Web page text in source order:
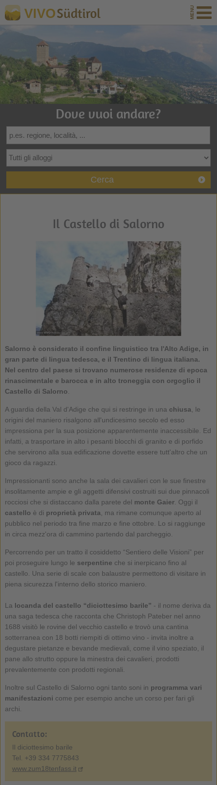
VIVOSüdtirol
Dove vuoi andare?
Cerca
Il Castello di Salorno
Salorno è considerato il confine linguistico tra l'Alto Adige, in
gran parte di lingua tedesca, e il Trentino di lingua italiana.
Nel centro del paese si trovano numerose residenze di epoca
rinascimentale e barocca e in alto troneggia con orgoglio il
Castello di Salorno
A guardia della Val d'Adige che qui si restringe in una chiusa , le
origini del maniero risalgono all'undicesimo secolo ed esso
impressiona per la sua posizione apparentemente inaccessibile. Ed
infatti, a trasportare in alto i pesanti blocchi di granito e di porfido
che servirono alla sua edificazione dovette essere tutt'altro che un
gioco da ragazzi.
Impressionanti sono anche la sala dei cavalieri con le sue finestre
insolitamente ampie e gli aggetti difensivi costruiti sui due pinnacoli
rocciosi che si distaccano dalla parete del monte Gaier. Oggi il
castello è di proprietà privata , ma rimane comunque aperto al
pubblico nel periodo tra fine marzo e fine ottobre. Lo si raggiunge
in circa mezz'ora di cammino partendo dal parcheggio.
Percorrendo per un tratto il cosiddetto “Sentiero delle Visioni” per
poi proseguire lungo le serpentine che si inerpicano fino al
castello. Una serie di scale con balaustre permettono di visitare in
piena sicurezza l'interno dello storico maniero.
La locanda del castello “diciottesimo barile” - il nome deriva da
una saga tedesca che racconta che Christoph Pateber nel anno
1688 visitò le rovine del vecchio castello e trovò una cantina
sotterranea con 18 botti riempiti di ottimo vino - invita inoltre a
degustare pietanze e bevande medievali, come il vino speziato, il
pane allo strutto oppure la minestra dei cavalieri, prodotti
prevalentemente con prodotti regionali.
Inoltre sul Castello di Salorno ogni tanto soni in programma vari
manifestazioni come per esempio anche un corso per fari gli
archi.
Contatto:
Il diciottesimo barile
Tel. +39 334 7775843
www.zum18tenfass.it